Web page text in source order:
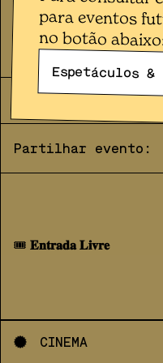
FEMME
QUA 22.10 |
Partilhar evento:
🎟 𝐄𝐧𝐭𝐫𝐚𝐝𝐚 𝐋𝐢𝐯𝐫𝐞
v CINEMA
no botão
Espetáculos